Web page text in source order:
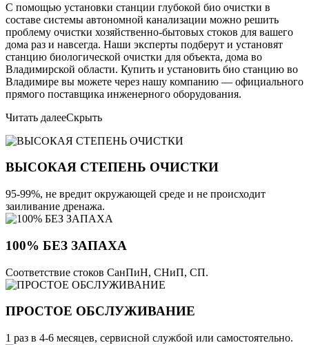
С помощью установки станции глубокой био очистки в
составе системы автономной канализации можно решить
проблему очистки хозяйственно-бытовых стоков для вашего
дома раз и навсегда. Наши эксперты подберут и установят
станцию биологической очистки для объекта, дома во
Владимирской области. Купить и установить био станцию во
Владимире вы можете через нашу компанию — официального
прямого поставщика инженерного оборудования.
Читать далееСкрыть
ВЫСОКАЯ СТЕПЕНЬ ОЧИСТКИ
95-99%, не вредит окружающей среде и не происходит
заиливание дренажа.
100% БЕЗ ЗАПАХА
Соответствие стоков СанПиН, СНиП, СП.
ПРОСТОЕ ОБСЛУЖИВАНИЕ
1 раз в 4-6 месяцев, сервисной службой или самостоятельно.